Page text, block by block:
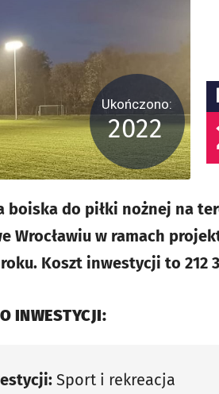
Ukończono:
2022
boiska do piłki nożnej na
Wrocławiu w ramach
Koszt inwestycji to 212
INWESTYCJI:
Sport i rekreacja